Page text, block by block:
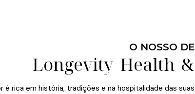
O NOSSO
Longevity Health
é rica em história, tradições e na hospitalidade das